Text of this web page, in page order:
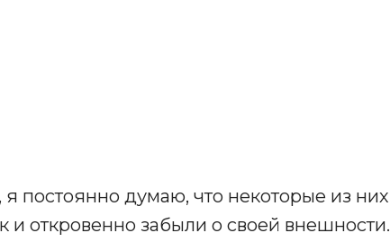
постоянно думаю, что некоторые из них
и откровенно забыли о своей внешности.